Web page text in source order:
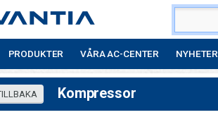
PRODUKTER VÅRA AC-CENTER NYHETER
Kompressor